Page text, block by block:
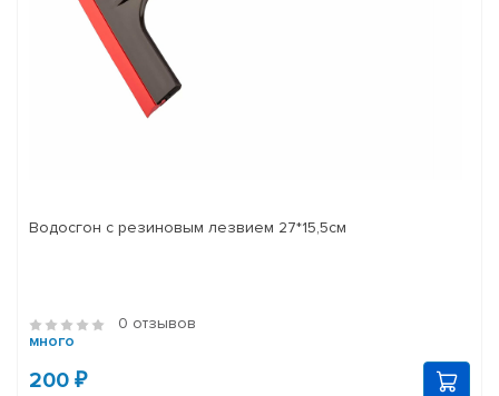
Водосгон с резиновым лезвием 27*15,5см
0 отзывов
много
200 ₽